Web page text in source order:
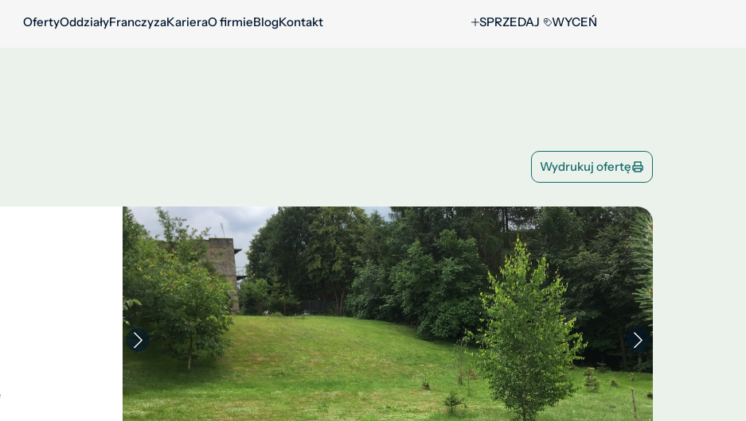
OfertyOddziałyFranczyzaKarieraO firmieBlogKontakt SPRZEDAJ WYCEŃ
Wydrukuj ofertę